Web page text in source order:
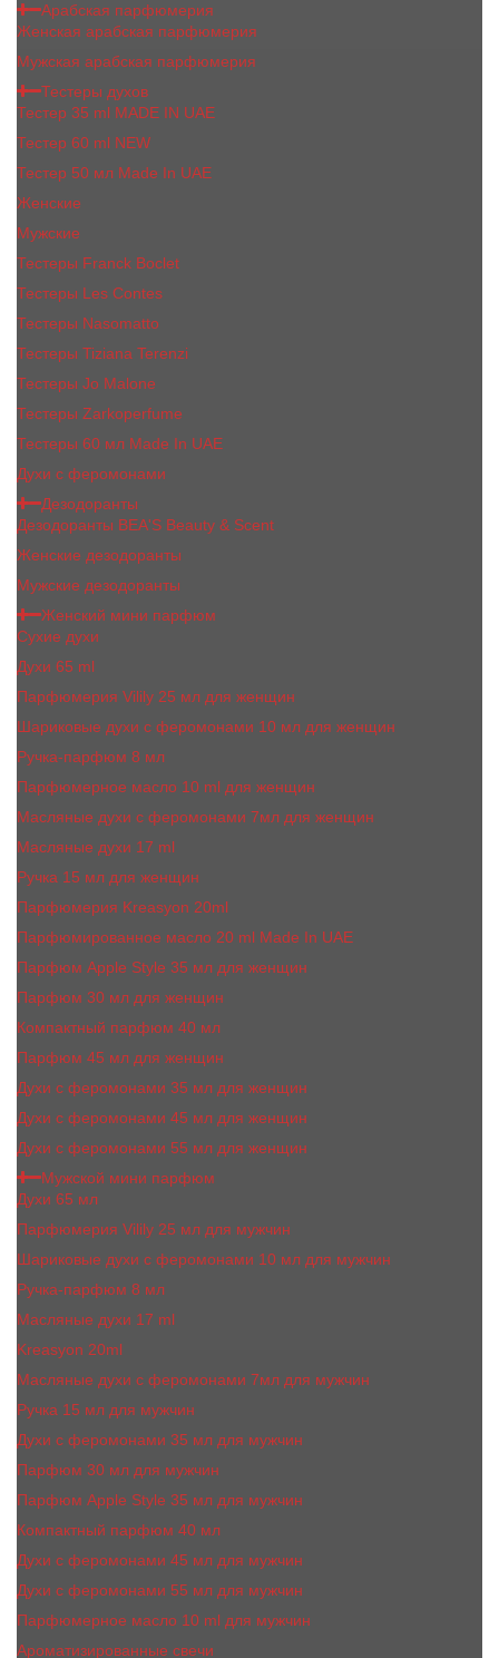
Арабская парфюмерия
Женская арабская парфюмерия
Мужская арабская парфюмерия
Тестеры духов
Тестер 35 ml MADE IN UAE
Тестер 60 ml NEW
Тестер 50 мл Made In UAE
Женские
Мужские
Тестеры Franck Boclet
Тестеры Les Contes
Тестеры Nasomatto
Тестеры Tiziana Terenzi
Тестеры Jо Malоnе
Тестеры Zarkoperfume
Тестеры 60 мл Made In UAE
Духи с феромонами
Дезодоранты
Дезодоранты BEA'S Beauty & Scent
Женские дезодоранты
Мужские дезодоранты
Женский мини парфюм
Сухие духи
Духи 65 ml
Парфюмерия Vilily 25 мл для женщин
Шариковые духи с феромонами 10 мл для женщин
Ручка-парфюм 8 мл
Парфюмерное масло 10 ml для женщин
Масляные духи c феромонами 7мл для женщин
Масляные духи 17 ml
Ручка 15 мл для женщин
Парфюмерия Kreasyon 20ml
Парфюмированное масло 20 ml Made In UAE
Парфюм Apple Style 35 мл для женщин
Парфюм 30 мл для женщин
Компактный парфюм 40 мл
Парфюм 45 мл для женщин
Духи с феромонами 35 мл для женщин
Духи с феромонами 45 мл для женщин
Духи с феромонами 55 мл для женщин
Мужской мини парфюм
Духи 65 мл
Парфюмерия Vilily 25 мл для мужчин
Шариковые духи с феромонами 10 мл для мужчин
Ручка-парфюм 8 мл
Масляные духи 17 ml
Kreasyon 20ml
Масляные духи c феромонами 7мл для мужчин
Ручка 15 мл для мужчин
Духи с феромонами 35 мл для мужчин
Парфюм 30 мл для мужчин
Парфюм Apple Style 35 мл для мужчин
Компактный парфюм 40 мл
Духи с феромонами 45 мл для мужчин
Духи с феромонами 55 мл для мужчин
Парфюмерное масло 10 ml для мужчин
Ароматизированные свечи